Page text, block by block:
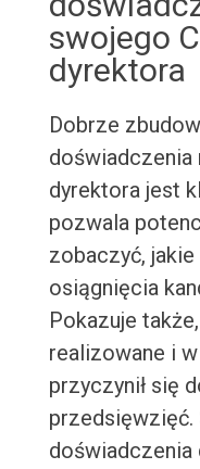
swojego
dyrektora
Dobrze
doświadczenia
dyrektora jest
pozwala
zobaczyć,
osiągnięcia
Pokazuje
realizowane i
przyczynił się
przedsięwzięć.